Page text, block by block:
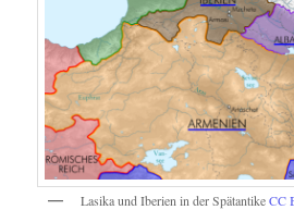
Lasika und Iberien in der SpätantikeCC